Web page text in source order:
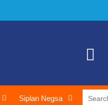
Siplan Negsa
Search
for: